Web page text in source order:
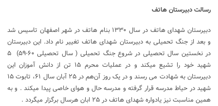
رسالت دبیرستان هاتف
دبیرستان شهدای هاتف در سال ۱۳۳۰ بنام هاتف در شهر اصفهان تاسیس شد
و بعد از جنگ تحمیلی به دبیرستان شهدای هاتف تغییر نام داد. این دبیرستان
در نخستین سال تحصیلی در شروع جنگ تحمیلی ( سال تحصیلی ۶۰-۵۹) ۵
شهید خود را تشیع میکند و در عملیات محرم ۱۵ تن از دانش آموزان این
دبیرستان به شهادت می رسند و در یک روز آن‌هم در ۲۵ آبان سال ۶۱، تابوت ۱۵
شهید در حیاط مدرسه قرار گرفته و مدرسه حال و هوای خاصی پیدا میکند . و به
همین مناسبت نیز یادواره شهدای هاتف در ۲۵ ابان هرسال برگزار میگردد .